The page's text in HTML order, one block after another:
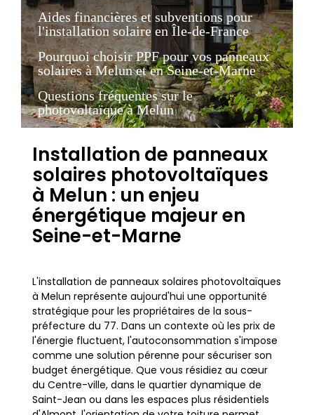
Aides financières et subventions pour
l'installation solaire en Île-de-France
Pourquoi choisir PPF pour vos panneaux
solaires à Melun et en Seine-et-Marne
Questions fréquentes sur le
photovoltaïque à Melun
Installation de panneaux
solaires photovoltaïques
à Melun : un enjeu
énergétique majeur en
Seine-et-Marne
L'installation de panneaux solaires photovoltaïques
à Melun représente aujourd'hui une opportunité
stratégique pour les propriétaires de la sous-
préfecture du 77. Dans un contexte où les prix de
l'énergie fluctuent, l'autoconsommation s'impose
comme une solution pérenne pour sécuriser son
budget énergétique. Que vous résidiez au cœur
du Centre-ville, dans le quartier dynamique de
Saint-Jean ou dans les espaces plus résidentiels